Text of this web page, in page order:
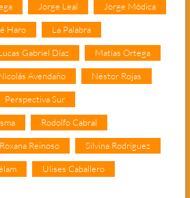
Jorge Leal Jorge Módica
Haro La Palabra
Gabriel Díaz Matías Ortega
Avendaño Néstor Rojas
Perspectiva Sur
Rodolfo Cabral
Roxana Reinoso Silvina Rodríguez
Ulises Caballero